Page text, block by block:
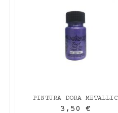
PINTURA DORA METALLIC
AMATISTA 50ML
3,50 €